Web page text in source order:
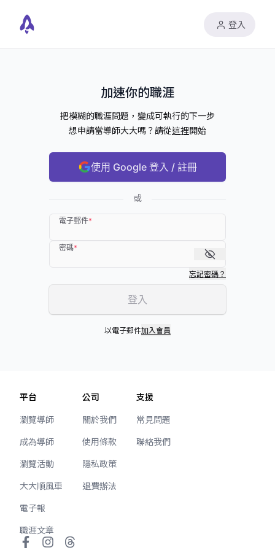
登入
加速你的職涯
把模糊的職涯問題，變成可執行的下一步
想申請當導師大大嗎？請從這裡開始
使用 Google 登入 / 註冊
或
電子郵件*
密碼*
忘記密碼？
登入
以電子郵件加入會員
平台
瀏覽導師
成為導師
瀏覽活動
大大順風車
電子報
職涯文章
公司
關於我們
使用條款
隱私政策
退費辦法
支援
常見問題
聯絡我們